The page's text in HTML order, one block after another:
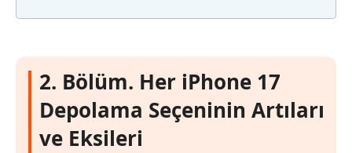
2. Bölüm. Her iPhone 17
Depolama Seçeninin Artıları
ve Eksileri